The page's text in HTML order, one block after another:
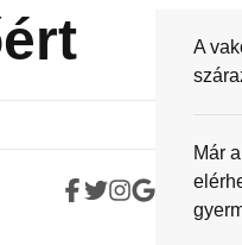
A
Már